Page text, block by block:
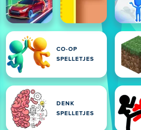
CO-OP
SPELLETJES
DENK
SPELLETJES